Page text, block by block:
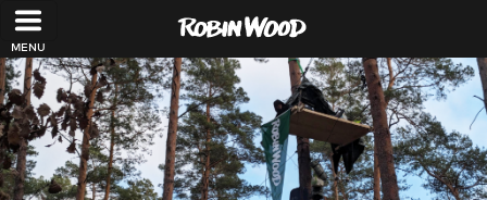
Direkt zum Inhalt